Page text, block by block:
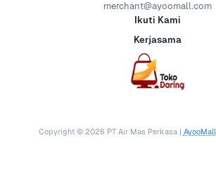
merchant@ayoomall.com
Ikuti Kami
Kerjasama
Copyright © 2026 PT Air Mas Perkasa | AyooMall